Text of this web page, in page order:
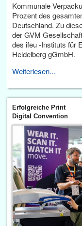
Kommunale
Prozent des
Deutschland. Zu
der GVM
des ifeu -Instituts für
Heidelberg gGmbH.
Weiterlesen...
Erfolgreiche Print
Digital Convention